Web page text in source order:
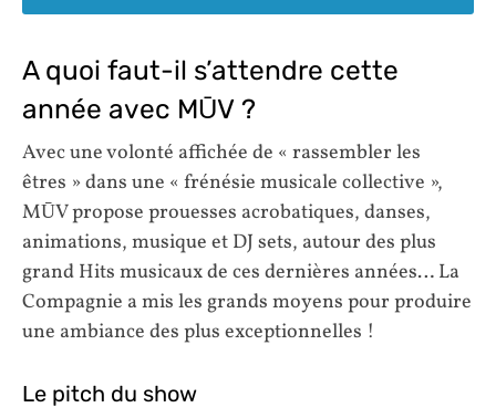
A quoi faut-il s’attendre cette
année avec MŪV ?
Avec une volonté affichée de « rassembler les
êtres » dans une « frénésie musicale collective »,
MŪV propose prouesses acrobatiques, danses,
animations, musique et DJ sets, autour des plus
grand Hits musicaux de ces dernières années… La
Compagnie a mis les grands moyens pour produire
une ambiance des plus exceptionnelles !
Le pitch du show